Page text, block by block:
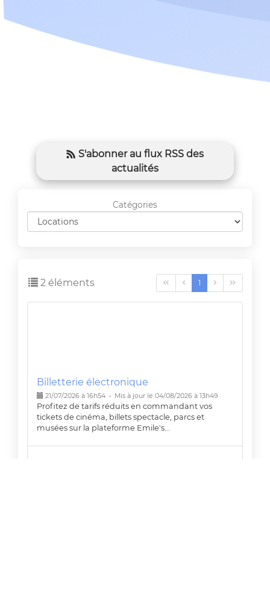
S'abonner au flux RSS des
actualités
Catégories
2 éléments   1  
Billetterie électronique
21/07/2026 à 16h54 • Mis à jour le 04/08/2026 à 13h49
Profitez de tarifs réduits en commandant vos
tickets de cinéma, billets spectacle, parcs et
musées sur la plateforme Emile's...